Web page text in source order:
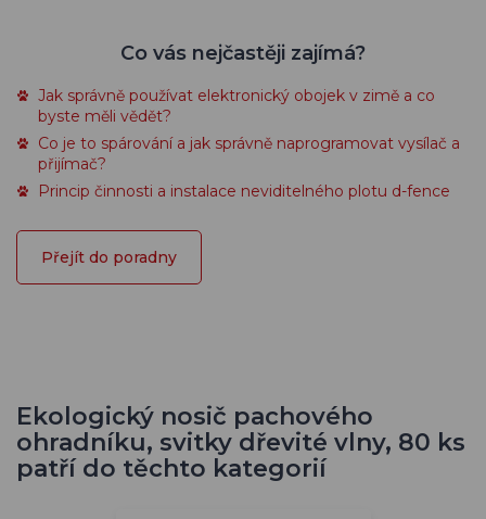
Co vás nejčastěji zajímá?
Jak správně používat elektronický obojek v zimě a co
byste měli vědět?
Co je to spárování a jak správně naprogramovat vysílač a
přijímač?
Princip činnosti a instalace neviditelného plotu d-fence
Přejít do poradny
Ekologický nosič pachového
ohradníku, svitky dřevité vlny, 80 ks
patří do těchto kategorií